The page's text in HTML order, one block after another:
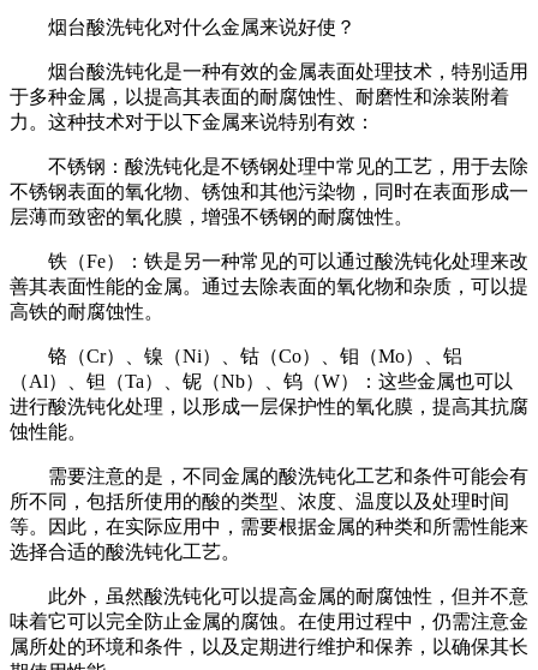
烟台酸洗钝化对什么金属来说好使？
烟台酸洗钝化是一种有效的金属表面处理技术，特别适用
于多种金属，以提高其表面的耐腐蚀性、耐磨性和涂装附着
力。这种技术对于以下金属来说特别有效：
不锈钢：酸洗钝化是不锈钢处理中常见的工艺，用于去除
不锈钢表面的氧化物、锈蚀和其他污染物，同时在表面形成一
层薄而致密的氧化膜，增强不锈钢的耐腐蚀性。
铁（Fe）：铁是另一种常见的可以通过酸洗钝化处理来改
善其表面性能的金属。通过去除表面的氧化物和杂质，可以提
高铁的耐腐蚀性。
铬（Cr）、镍（Ni）、钴（Co）、钼（Mo）、铝
（Al）、钽（Ta）、铌（Nb）、钨（W）：这些金属也可以
进行酸洗钝化处理，以形成一层保护性的氧化膜，提高其抗腐
蚀性能。
需要注意的是，不同金属的酸洗钝化工艺和条件可能会有
所不同，包括所使用的酸的类型、浓度、温度以及处理时间
等。因此，在实际应用中，需要根据金属的种类和所需性能来
选择合适的酸洗钝化工艺。
此外，虽然酸洗钝化可以提高金属的耐腐蚀性，但并不意
味着它可以完全防止金属的腐蚀。在使用过程中，仍需注意金
属所处的环境和条件，以及定期进行维护和保养，以确保其长